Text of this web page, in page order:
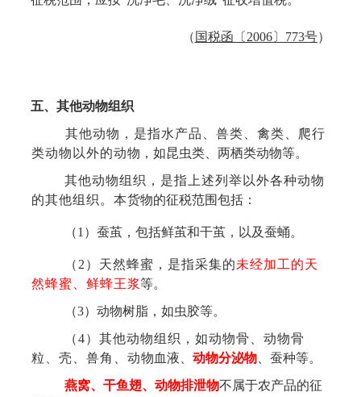
（ 国税函〔 2006〕773号）
五、其他动物组织
其他动物，是指水产品、兽类、禽类、爬行
类动物以外的动物，如昆虫类、两栖类动物等。
其他动物组织，是指上述列举以外各种动物
的其他组织 。本货物的征税范围包括：
（1）蚕茧，包括鲜茧和干茧， 以及蚕蛹。
（ 2）天然蜂蜜，是指采集的未经加工的天
然蜂蜜、鲜蜂王浆等。
（3）动物树脂，如虫胶等。
（4）其他动物组织，如动物骨、动物骨
粒、壳、兽角、动物血液、动物分泌物 、蚕种等。
燕窝、干鱼翅、动物排泄物不属于农产品的征